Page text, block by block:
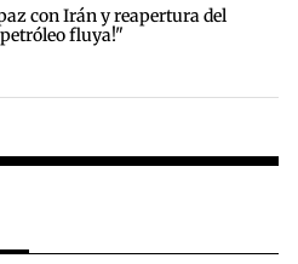
con Irán y reapertura del
petróleo fluya!"